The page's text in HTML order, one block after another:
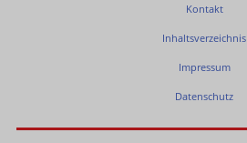
Kontakt
Inhaltsverzeichnis
Impressum
Datenschutz